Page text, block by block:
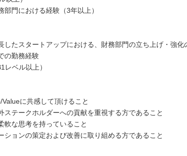
部門における経験（3年以上）
したスタートアップにおける、財務部門の立ち上げ・強化
の勤務経験
レベル以上）
Valueに共感して頂けること
ステークホルダーへの貢献を重視する方であること
軟な思考を持っていること
ションの策定および改善に取り組める方であること